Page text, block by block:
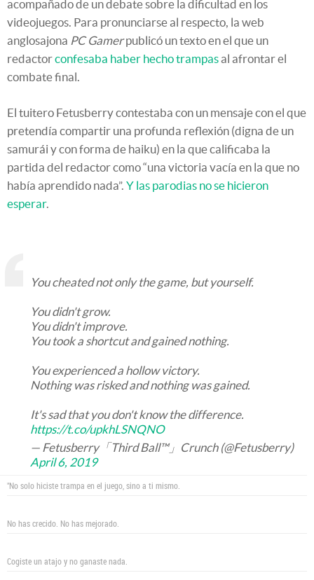
acompañado de un debate sobre la dificultad en los
videojuegos. Para pronunciarse al respecto, la web
anglosajona PC Gamerpublicó un texto en el que un
redactorconfesaba haber hecho trampasal afrontar el
combate final.
El tuitero Fetusberry contestaba con un mensaje con el que
pretendía compartir una profunda reflexión (digna de un
samurái y con forma de haiku) en la que calificaba la
partida del redactor como “una victoria vacía en la que no
había aprendido nada”. Y las parodias no se hicieron
esperar.
You cheated not only the game, but yourself.
You didn't grow.
You didn't improve.
You took a shortcut and gained nothing.
You experienced a hollow victory.
Nothing was risked and nothing was gained.
It's sad that you don't know the difference.
https://t.co/upkhLSNQNO
— Fetusberry「Third Ball™」Crunch (@Fetusberry)
April 6, 2019
"No solo hiciste trampa en el juego, sino a ti mismo.
No has crecido. No has mejorado.
Cogiste un atajo y no ganaste nada.